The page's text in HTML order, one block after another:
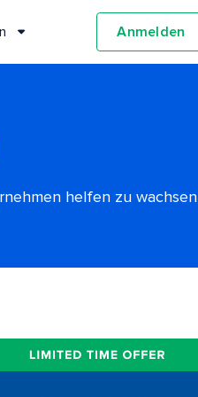
Anmelden
helfen zu wachsen